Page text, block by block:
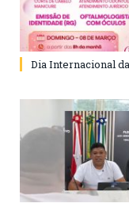
Dia Internacional